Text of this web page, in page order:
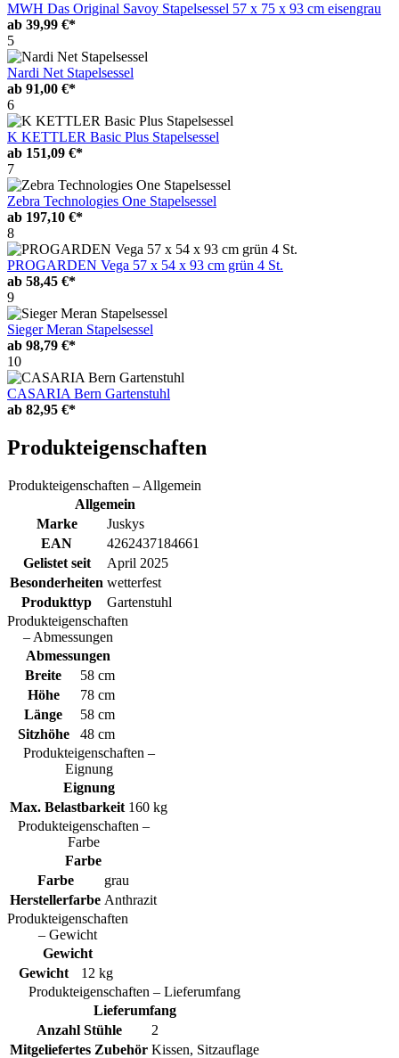
MWH Das Original Savoy Stapelsessel 57 x 75 x 93 cm eisengrau
ab 39,99 €*
5
Nardi Net Stapelsessel
ab 91,00 €*
6
K KETTLER Basic Plus Stapelsessel
ab 151,09 €*
7
Zebra Technologies One Stapelsessel
ab 197,10 €*
8
PROGARDEN Vega 57 x 54 x 93 cm grün 4 St.
ab 58,45 €*
9
Sieger Meran Stapelsessel
ab 98,79 €*
10
CASARIA Bern Gartenstuhl
ab 82,95 €*
Produkteigenschaften
Produkteigenschaften – Allgemein
Allgemein
Marke
Juskys
EAN
4262437184661
Gelistet seit
April 2025
Besonderheiten wetterfest
Produkttyp
Gartenstuhl
Produkteigenschaften
– Abmessungen
Abmessungen
Breite
58 cm
Höhe
78 cm
Länge
58 cm
Sitzhöhe
48 cm
Produkteigenschaften –
Eignung
Eignung
Max. Belastbarkeit 160 kg
Produkteigenschaften –
Farbe
Farbe
Farbe
grau
Herstellerfarbe Anthrazit
Produkteigenschaften
– Gewicht
Gewicht
Gewicht
12 kg
Produkteigenschaften – Lieferumfang
Lieferumfang
Anzahl Stühle
2
Mitgeliefertes Zubehör Kissen, Sitzauflage